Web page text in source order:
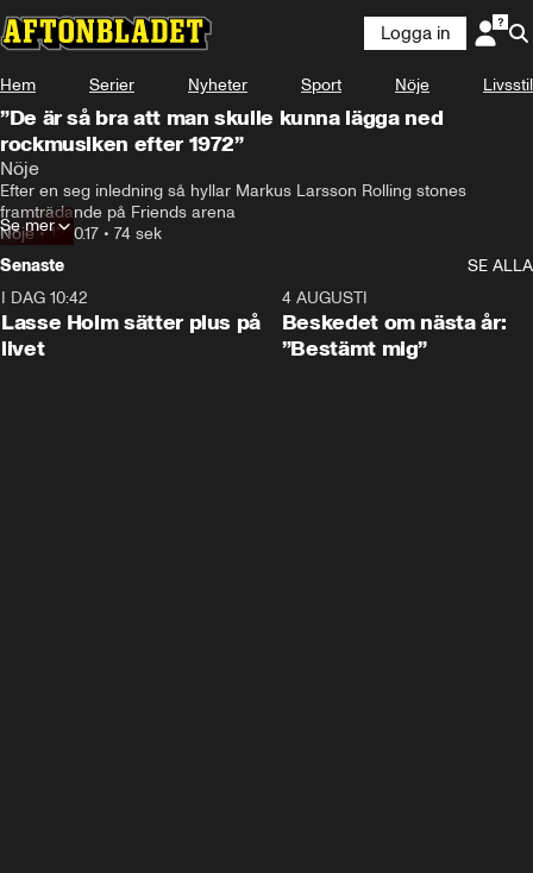
Logga in
Hem Serier Nyheter Sport Nöje Livsstil
”De är så bra att man skulle kunna lägga ned
rockmusiken efter 1972”
Nöje
Efter en seg inledning så hyllar Markus Larsson Rolling stones
framträdande på Friends arena
Nöje•12.10.17 • 74 sek
Se mer
Senaste
SE ALLA
I DAG 10:42
Lasse Holm sätter plus på
livet
4 AUGUSTI
Beskedet om nästa år:
”Bestämt mig”